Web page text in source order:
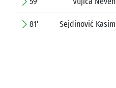
81' Sejdinović Kasim